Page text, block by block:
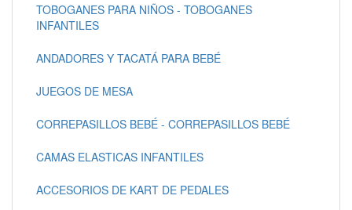
TOBOGANES PARA NIÑOS - TOBOGANES
INFANTILES
ANDADORES Y TACATÁ PARA BEBÉ
JUEGOS DE MESA
CORREPASILLOS BEBÉ - CORREPASILLOS BEBÉ
CAMAS ELASTICAS INFANTILES
ACCESORIOS DE KART DE PEDALES